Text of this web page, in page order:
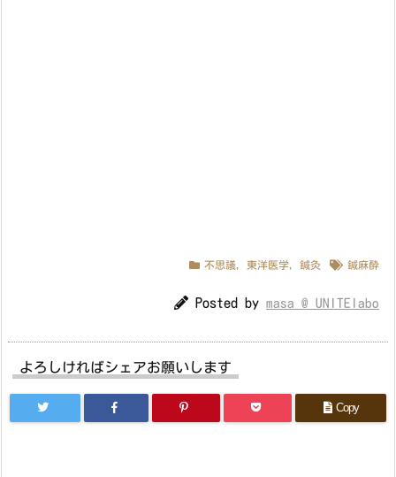
不思議, 東洋医学, 鍼灸 鍼麻酔
Posted by masa @ UNITElabo
よろしければシェアお願いします
Copy